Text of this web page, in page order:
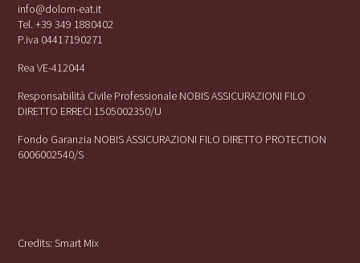
info@dolom-eat.it
Tel. +39 349 1880402
P.iva 04417190271
Rea VE-412044
Responsabilità Civile Professionale NOBIS ASSICURAZIONI FILO
DIRETTO ERRECI 1505002350/U
Fondo Garanzia NOBIS ASSICURAZIONI FILO DIRETTO PROTECTION
6006002540/S
Credits:Smart Mix